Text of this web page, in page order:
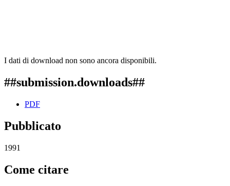
I dati di download non sono ancora disponibili.
##submission.downloads##
PDF
Pubblicato
1991
Come citare